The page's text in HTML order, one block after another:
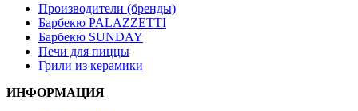
Производители (бренды)
Барбекю PALAZZETTI
Барбекю SUNDAY
Печи для пиццы
Грили из керамики
ИНФОРМАЦИЯ